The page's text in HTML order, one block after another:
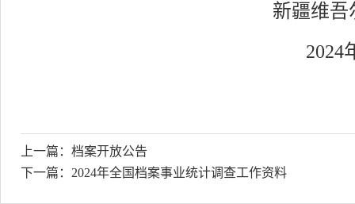
新疆维吾尔自治
2024年6月
上一篇： 档案开放公告
下一篇： 2024年全国档案事业统计调查工作资料